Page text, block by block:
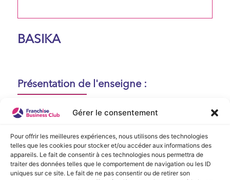
Gérer le consentement
Pour offrir les meilleures expériences, nous utilisons des technologies
telles que les cookies pour stocker et/ou accéder aux informations des
appareils. Le fait de consentir à ces technologies nous permettra de
traiter des données telles que le comportement de navigation ou les ID
uniques sur ce site. Le fait de ne pas consentir ou de retirer son
BASIKA
Présentation de l'enseigne :
Aucune présentation n'est disponible
actuellement !
Vidéo de Présentation